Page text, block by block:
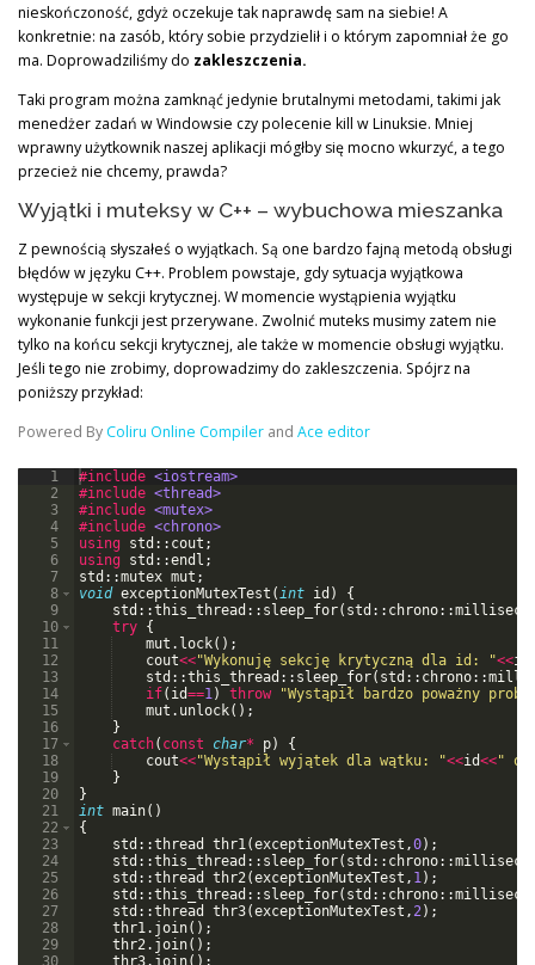
nieskończoność, gdyż oczekuje tak naprawdę sam na siebie! A
konkretnie: na zasób, który sobie przydzielił i o którym zapomniał że go
ma. Doprowadziliśmy do zakleszczenia.
Taki program można zamknąć jedynie brutalnymi metodami, takimi jak
menedżer zadań w Windowsie czy polecenie kill w Linuksie. Mniej
wprawny użytkownik naszej aplikacji mógłby się mocno wkurzyć, a tego
przecież nie chcemy, prawda?
Wyjątki i muteksy w C++ – wybuchowa mieszanka
Z pewnością słyszałeś o wyjątkach. Są one bardzo fajną metodą obsługi
błędów w języku C++. Problem powstaje, gdy sytuacja wyjątkowa
występuje w sekcji krytycznej. W momencie wystąpienia wyjątku
wykonanie funkcji jest przerywane. Zwolnić muteks musimy zatem nie
tylko na końcu sekcji krytycznej, ale także w momencie obsługi wyjątku.
Jeśli tego nie zrobimy, doprowadzimy do zakleszczenia. Spójrz na
poniższy przykład:
Powered By Coliru Online Compiler and Ace editor
1
2
3
4
5
6
7
8
9
10
11
12
13
14
15
16
17
18
19
20
21
22
23
24
25
26
27
28
29
30
#include <iostream>
#include <thread>
#include <mutex>
#include <chrono>
using
std :: cout ;
using
std ::endl ;
std ::mutex mut ;
void exceptionMutexTest (int id )
{
std ::this_thread :: sleep_for( std :: chrono::
try {
mut . lock( ) ;
cout<<"Wykonuję sekcję krytyczną dla id: "<<id
std ::this_thread :: sleep_for( std :: chrono::
if( id==1) throw "Wystąpił bardzo poważny
mut . unlock( ) ;
}
catch( const char* p)
{
cout<<"Wystąpił wyjątek dla wątku: "<<id<<" o
}
}
int main( )
{
std ::thread thr1(exceptionMutexTest ,0) ;
std ::this_thread :: sleep_for( std :: chrono::
std ::thread thr2(exceptionMutexTest , 1) ;
std ::this_thread :: sleep_for( std :: chrono::
std ::thread thr3(exceptionMutexTest ,2) ;
thr1. join( ) ;
thr2. join( ) ;
thr3. join( ) ;